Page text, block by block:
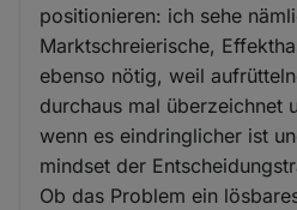
positionieren: ich sehe
Marktschreierische,
ebenso nötig, weil
durchaus mal überzeichnet
wenn es eindringlicher ist
mindset der
Ob das Problem ein